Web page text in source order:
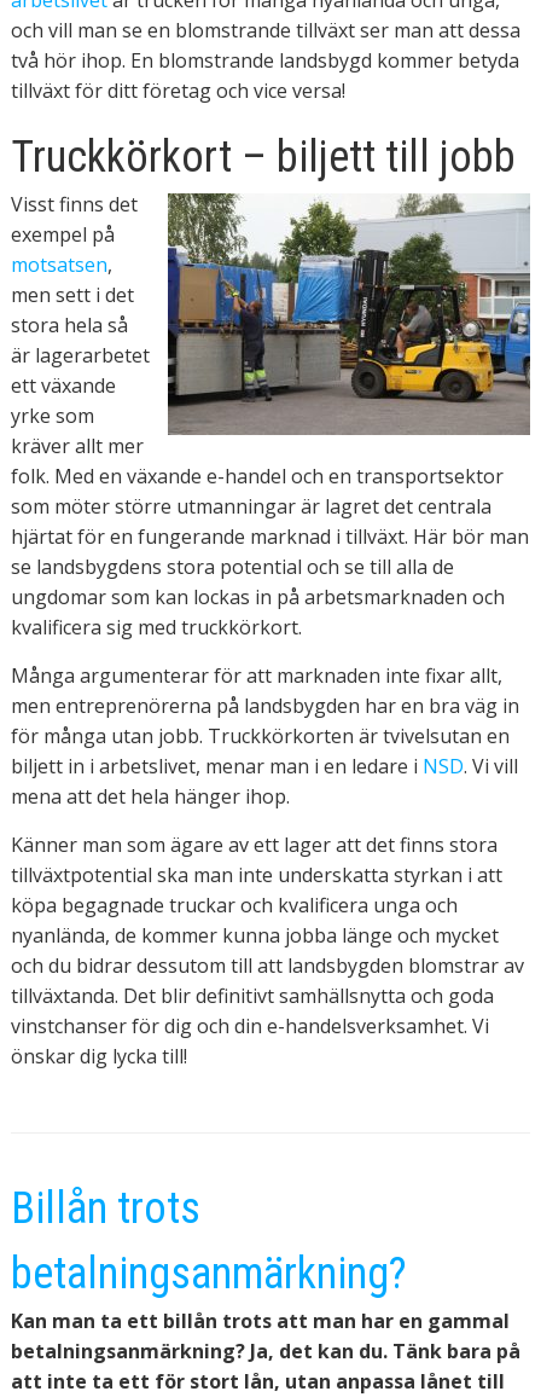
och vill man se en blomstrande tillväxt ser man att dessa
två hör ihop. En blomstrande landsbygd kommer betyda
tillväxt för ditt företag och vice versa!
Truckkörkort – biljett till jobb
Visst finns det
exempel på
motsatsen,
men sett i det
stora hela så
är lagerarbetet
ett växande
yrke som
kräver allt mer
folk. Med en växande e-handel och en transportsektor
som möter större utmanningar är lagret det centrala
hjärtat för en fungerande marknad i tillväxt. Här bör man
se landsbygdens stora potential och se till alla de
ungdomar som kan lockas in på arbetsmarknaden och
kvalificera sig med truckkörkort.
Många argumenterar för att marknaden inte fixar allt,
men entreprenörerna på landsbygden har en bra väg in
för många utan jobb. Truckkörkorten är tvivelsutan en
biljett in i arbetslivet, menar man i en ledare i NSD. Vi vill
mena att det hela hänger ihop.
Känner man som ägare av ett lager att det finns stora
tillväxtpotential ska man inte underskatta styrkan i att
köpa begagnade truckar och kvalificera unga och
nyanlända, de kommer kunna jobba länge och mycket
och du bidrar dessutom till att landsbygden blomstrar av
tillväxtanda. Det blir definitivt samhällsnytta och goda
vinstchanser för dig och din e-handelsverksamhet. Vi
önskar dig lycka till!
Billån trots
betalningsanmärkning?
Kan man ta ett billån trots att man har en gammal
betalningsanmärkning? Ja, det kan du. Tänk bara på
att inte ta ett för stort lån, utan anpassa lånet till